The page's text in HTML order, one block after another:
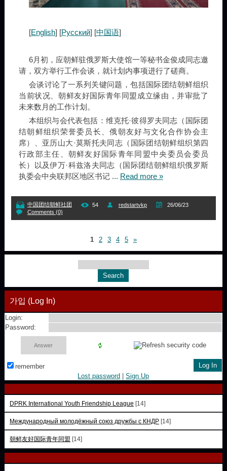
[English] [Русский] [中国语]
6月初，应朝鲜驻俄罗斯大使馆一等秘书金俊成同志邀
请，双方举行工作会谈，就计划内事项进行了磋商。
会谈讨论了一系列关键问题，包括国际团结朝鲜组织
当前状况、朝鲜友好国际青年同盟成立缘由，并审批了
未来数月的工作计划。
本组织与会代表包括：维克托·彼得罗夫同志（国际团
结朝鲜组织荣誉委员长、俄朝友好与文化合作协会主
席）、亚历山大·莫斯托夫同志（国际团结朝鲜组织第四
行政部主任、朝鲜友好国际青年同盟中央委员会委员
长）以及伊万·科兹洛夫同志（国际团结朝鲜组织俄罗斯
执委会中央联邦区地区书记 ... Read more »
中国团结朝鲜社团 54 redstartvkp
26/06/23
Comments (0)
1 2 3 4 5 »
가입 (Log In)
Login:
Password:
remember
Lost password |Sign Up
DPRK International Youth Friendship League [14]
Международный молодёжный союз дружбы с КНДР [14]
朝鲜友好国际青年同盟 [14]